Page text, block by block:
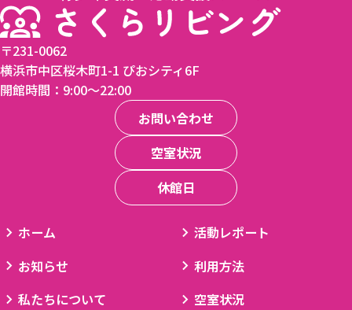
〒231-0062
横浜市中区桜木町1-1 ぴおシティ6F
開館時間：9:00〜22:00
お問い合わせ
空室状況
休館日
ホーム
お知らせ
私たちについて
活動レポート
利用方法
空室状況